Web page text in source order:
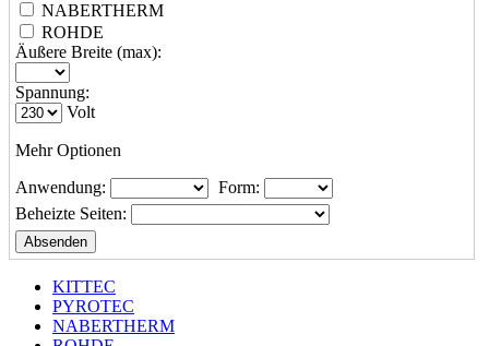
NABERTHERM
ROHDE
Äußere Breite (max):
Spannung:
Volt
Mehr Optionen
Anwendung:
Form:
Beheizte Seiten:
KITTEC
PYROTEC
NABERTHERM